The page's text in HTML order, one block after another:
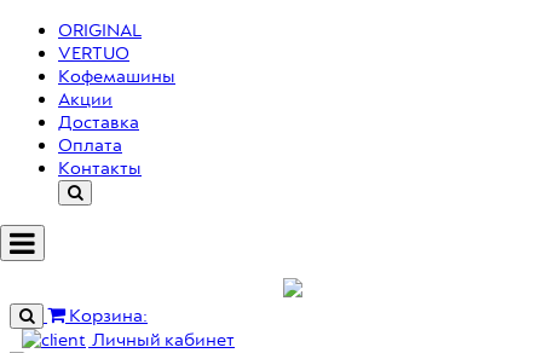
ORIGINAL
VERTUO
Кофемашины
Акции
Доставка
Оплата
Контакты
Корзина:
Личный кабинет